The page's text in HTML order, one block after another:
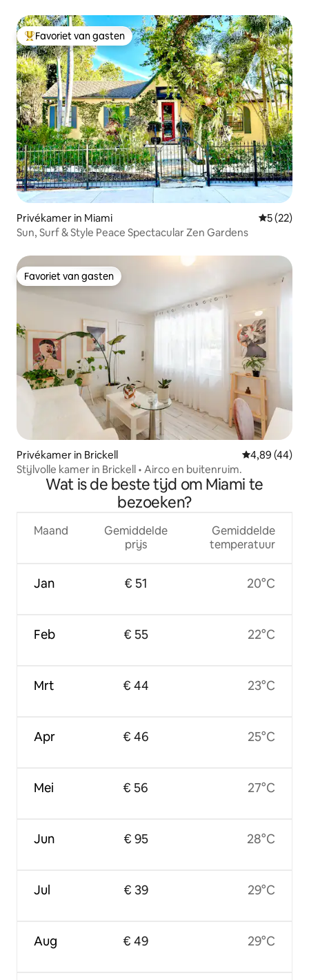
Topfavoriet van gasten
Favoriet van gasten
Privékamer in Miami
5 (22)
Sun, Surf & Style Peace Spectacular Zen Gardens
Favoriet van gasten
Favoriet van gasten
Privékamer in Brickell Gemiddelde
4,89 (44)
Stijlvolle kamer in Brickell • Airco en buitenruim.
Wat is de beste tijd om Miami te
bezoeken?
Maand
Jan
Feb
Mrt
Apr
Mei
Jun
Jul
Aug
Gemiddelde
prijs
€ 51
€ 55
€ 44
€ 46
€ 56
€ 95
€ 39
€ 49
Gemiddelde
temperatuur
20°C
22°C
23°C
25°C
27°C
28°C
29°C
29°C